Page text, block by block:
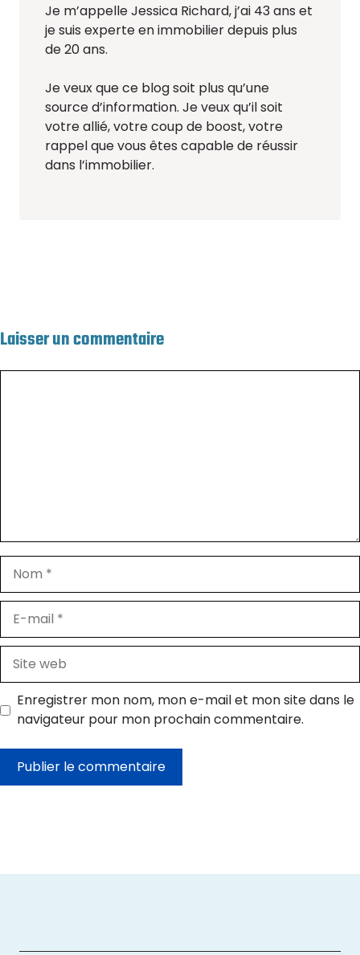
Je m’appelle Jessica Richard, j’ai 43 ans et
je suis experte en immobilier depuis plus
de 20 ans.
Je veux que ce blog soit plus qu’une
source d’information. Je veux qu’il soit
votre allié, votre coup de boost, votre
rappel que vous êtes capable de réussir
dans l’immobilier.
Laisser un commentaire
mail
Site
web
Enregistrer mon nom, mon e-mail et mon site dans le
navigateur pour mon prochain commentaire.